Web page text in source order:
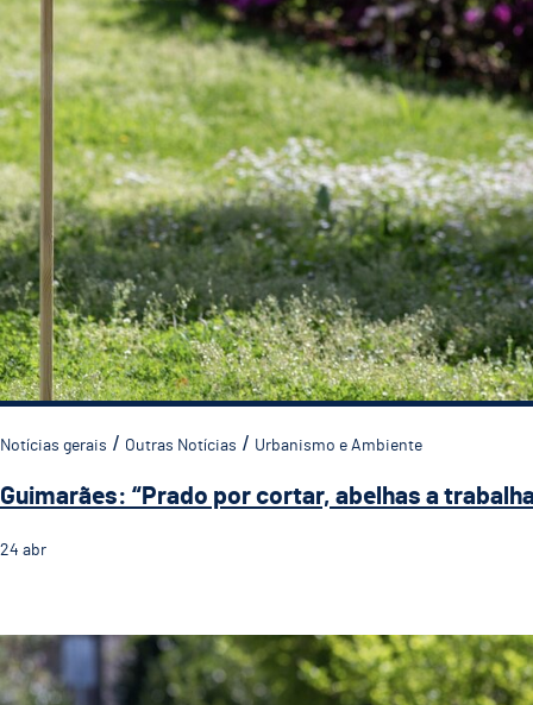
Notícias gerais Outras Notícias Urbanismo e Ambiente
Guimarães: “Prado por cortar, abelhas a
24 abr
Guimarães: “Prado por cortar, abelhas a trabalhar”